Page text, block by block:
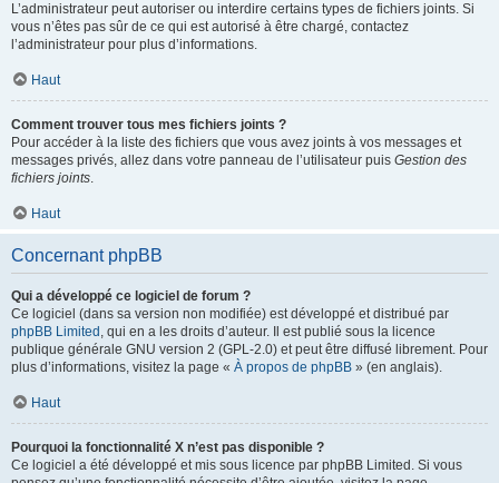
L’administrateur peut autoriser ou interdire certains types de fichiers joints. Si
vous n’êtes pas sûr de ce qui est autorisé à être chargé, contactez
l’administrateur pour plus d’informations.
Haut
Comment trouver tous mes fichiers joints ?
Pour accéder à la liste des fichiers que vous avez joints à vos messages et
messages privés, allez dans votre panneau de l’utilisateur puis Gestion des
fichiers joints.
Haut
Concernant phpBB
Qui a développé ce logiciel de forum ?
Ce logiciel (dans sa version non modifiée) est développé et distribué par
phpBB Limited , qui en a les droits d’auteur. Il est publié sous la licence
publique générale GNU version 2 (GPL-2.0) et peut être diffusé librement. Pour
plus d’informations, visitez la page « À propos de phpBB » (en anglais).
Haut
Pourquoi la fonctionnalité X n’est pas disponible ?
Ce logiciel a été développé et mis sous licence par phpBB Limited. Si vous